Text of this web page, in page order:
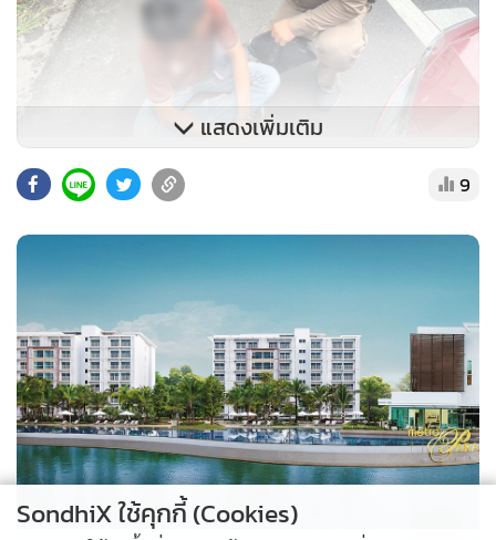
แสดงเพิ่มเติม
9
SondhiX ใช้คุกกี้ (Cookies)